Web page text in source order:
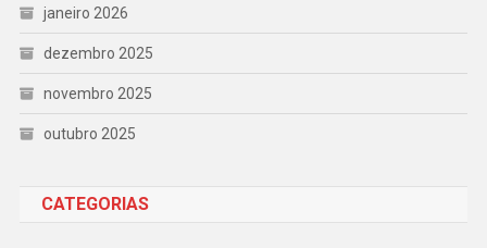
janeiro 2026
dezembro 2025
novembro 2025
outubro 2025
CATEGORIAS